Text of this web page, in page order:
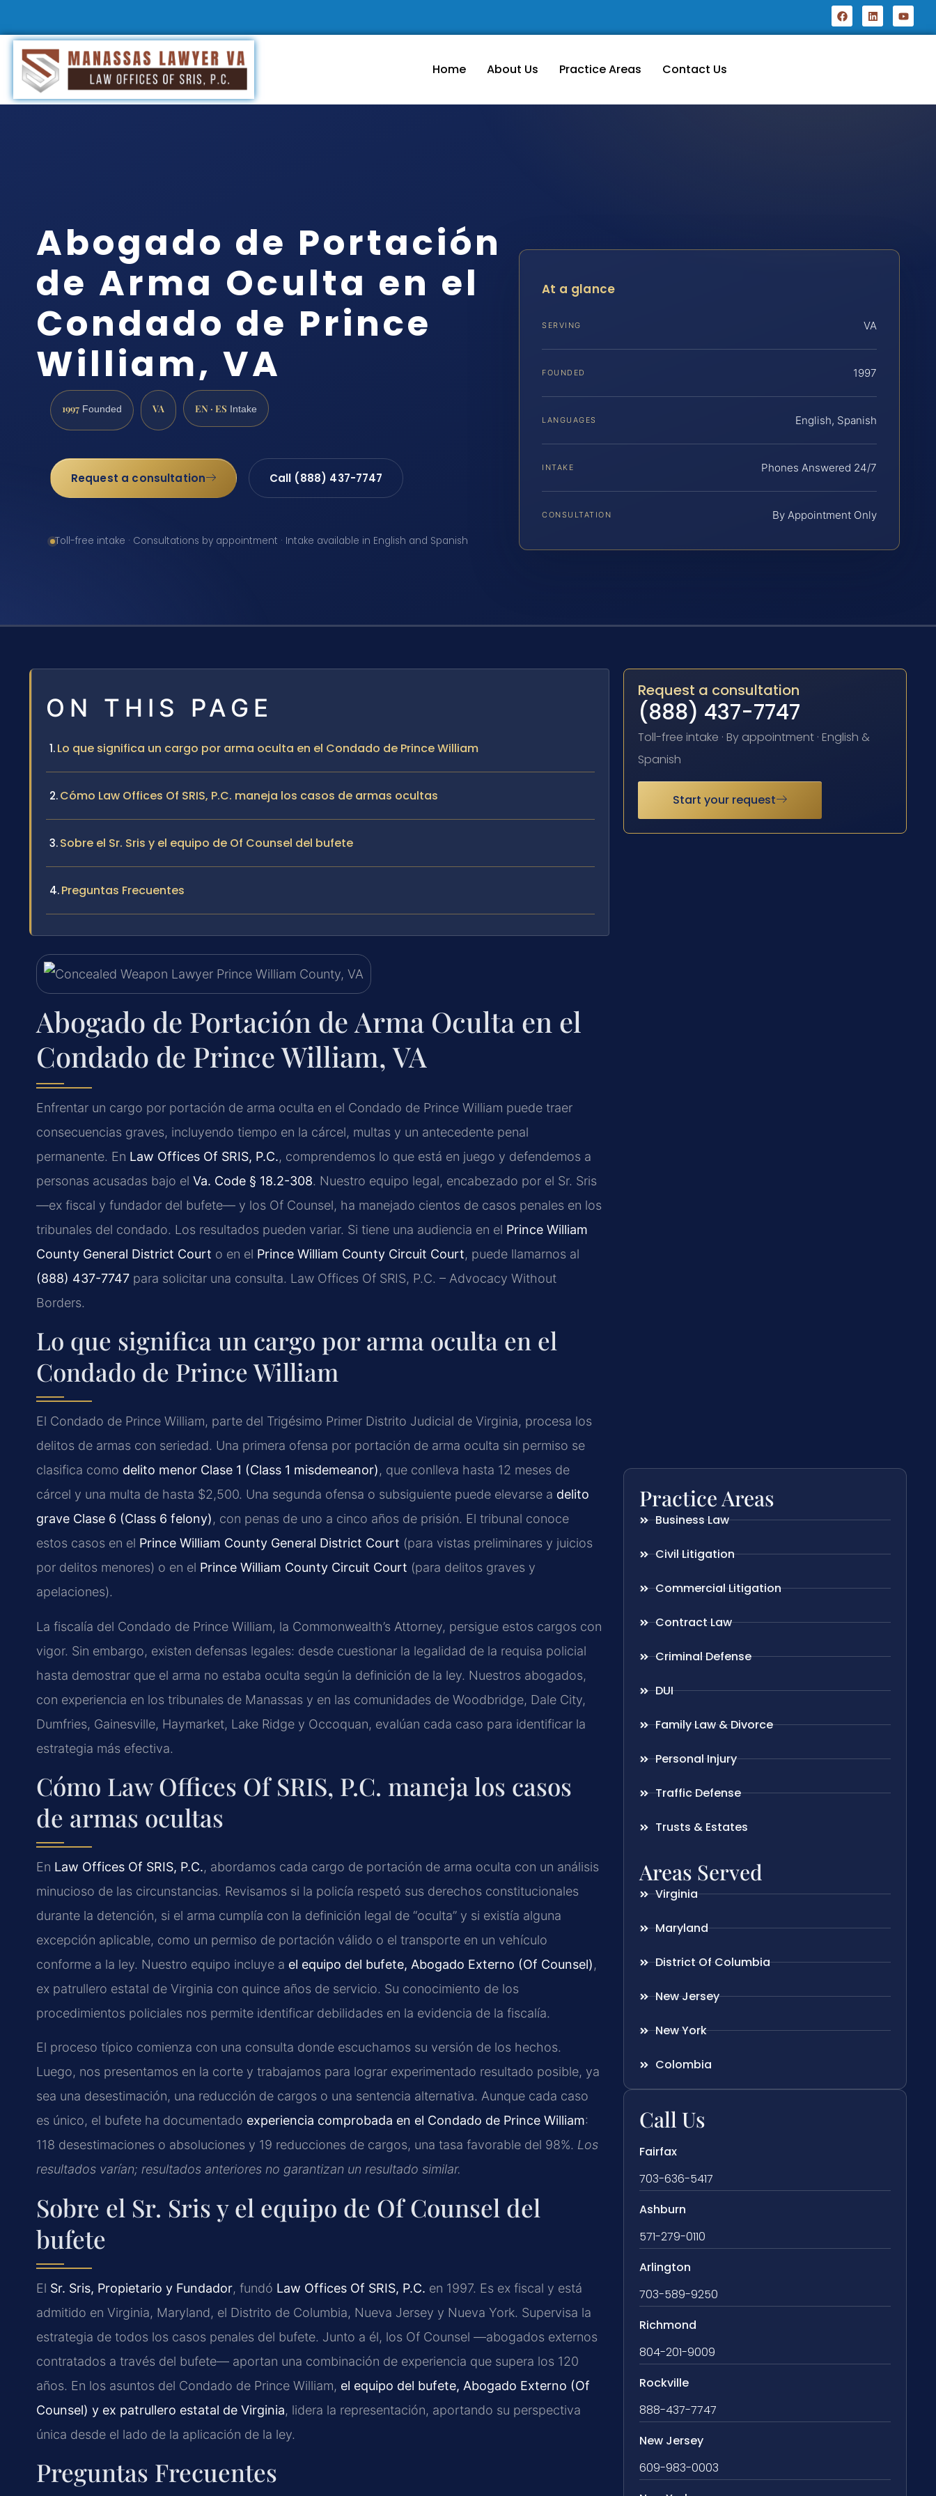
Home About Us Practice Areas Contact Us
Abogado de Portación
de Arma Oculta en el
Condado de Prince
William, VA
1997 Founded VA EN · ES Intake
Request a consultation Call (888) 437-7747
Toll-free intake · Consultations by appointment · Intake available in English and Spanish
At a glance
SERVING VA
FOUNDED 1997
LANGUAGES English, Spanish
INTAKE Phones Answered 24/7
CONSULTATION By Appointment Only
ON THIS PAGE
Lo que significa un cargo por arma oculta en el Condado de Prince William
Cómo Law Offices Of SRIS, P.C. maneja los casos de armas ocultas
Sobre el Sr. Sris y el equipo de Of Counsel del bufete
Preguntas Frecuentes
Abogado de Portación de Arma Oculta en el
Condado de Prince William, VA
Enfrentar un cargo por portación de arma oculta en el Condado de Prince William puede traer
consecuencias graves, incluyendo tiempo en la cárcel, multas y un antecedente penal
permanente. En Law Offices Of SRIS, P.C., comprendemos lo que está en juego y defendemos a
personas acusadas bajo el Va. Code § 18.2-308. Nuestro equipo legal, encabezado por el Sr. Sris
—ex fiscal y fundador del bufete— y los Of Counsel, ha manejado cientos de casos penales en los
tribunales del condado. Los resultados pueden variar. Si tiene una audiencia en el Prince William
County General District Court o en el Prince William County Circuit Court, puede llamarnos al
(888) 437-7747 para solicitar una consulta. Law Offices Of SRIS, P.C. – Advocacy Without
Borders.
Lo que significa un cargo por arma oculta en el
Condado de Prince William
El Condado de Prince William, parte del Trigésimo Primer Distrito Judicial de Virginia, procesa los
delitos de armas con seriedad. Una primera ofensa por portación de arma oculta sin permiso se
clasifica como delito menor Clase 1 (Class 1 misdemeanor), que conlleva hasta 12 meses de
cárcel y una multa de hasta $2,500. Una segunda ofensa o subsiguiente puede elevarse a delito
grave Clase 6 (Class 6 felony), con penas de uno a cinco años de prisión. El tribunal conoce
estos casos en el Prince William County General District Court (para vistas preliminares y juicios
por delitos menores) o en el Prince William County Circuit Court (para delitos graves y
apelaciones).
La fiscalía del Condado de Prince William, la Commonwealth’s Attorney, persigue estos cargos con
vigor. Sin embargo, existen defensas legales: desde cuestionar la legalidad de la requisa policial
hasta demostrar que el arma no estaba oculta según la definición de la ley. Nuestros abogados,
con experiencia en los tribunales de Manassas y en las comunidades de Woodbridge, Dale City,
Dumfries, Gainesville, Haymarket, Lake Ridge y Occoquan, evalúan cada caso para identificar la
estrategia más efectiva.
Cómo Law Offices Of SRIS, P.C. maneja los casos
de armas ocultas
En Law Offices Of SRIS, P.C., abordamos cada cargo de portación de arma oculta con un análisis
minucioso de las circunstancias. Revisamos si la policía respetó sus derechos constitucionales
durante la detención, si el arma cumplía con la definición legal de “oculta” y si existía alguna
excepción aplicable, como un permiso de portación válido o el transporte en un vehículo
conforme a la ley. Nuestro equipo incluye a el equipo del bufete, Abogado Externo (Of Counsel),
ex patrullero estatal de Virginia con quince años de servicio. Su conocimiento de los
procedimientos policiales nos permite identificar debilidades en la evidencia de la fiscalía.
El proceso típico comienza con una consulta donde escuchamos su versión de los hechos.
Luego, nos presentamos en la corte y trabajamos para lograr experimentado resultado posible, ya
sea una desestimación, una reducción de cargos o una sentencia alternativa. Aunque cada caso
es único, el bufete ha documentado experiencia comprobada en el Condado de Prince William:
118 desestimaciones o absoluciones y 19 reducciones de cargos, una tasa favorable del 98%. Los
resultados varían; resultados anteriores no garantizan un resultado similar.
Sobre el Sr. Sris y el equipo de Of Counsel del
bufete
El Sr. Sris, Propietario y Fundador, fundó Law Offices Of SRIS, P.C. en 1997. Es ex fiscal y está
admitido en Virginia, Maryland, el Distrito de Columbia, Nueva Jersey y Nueva York. Supervisa la
estrategia de todos los casos penales del bufete. Junto a él, los Of Counsel —abogados externos
contratados a través del bufete— aportan una combinación de experiencia que supera los 120
años. En los asuntos del Condado de Prince William, el equipo del bufete, Abogado Externo (Of
Counsel) y ex patrullero estatal de Virginia, lidera la representación, aportando su perspectiva
única desde el lado de la aplicación de la ley.
Preguntas Frecuentes
Request a consultation
(888) 437-7747
Toll-free intake · By appointment · English &
Spanish
Start your request
Practice Areas
Business Law
Civil Litigation
Commercial Litigation
Contract Law
Criminal Defense
DUI
Family Law & Divorce
Personal Injury
Traffic Defense
Trusts & Estates
Areas Served
Virginia
Maryland
District Of Columbia
New Jersey
New York
Colombia
Call Us
Fairfax
703-636-5417
Ashburn
571-279-0110
Arlington
703-589-9250
Richmond
804-201-9009
Rockville
888-437-7747
New Jersey
609-983-0003